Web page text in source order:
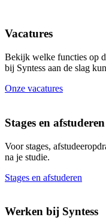
Vacatures
Bekijk welke functies op
bij Syntess aan de slag
Onze vacatures
Stages en afstuderen
Voor stages,
na je studie.
Stages en afstuderen
Werken bij Syntess